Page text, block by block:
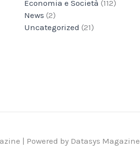
Economia e Società (112)
News (2)
Uncategorized (21)
| Powered by Datasys Magazine